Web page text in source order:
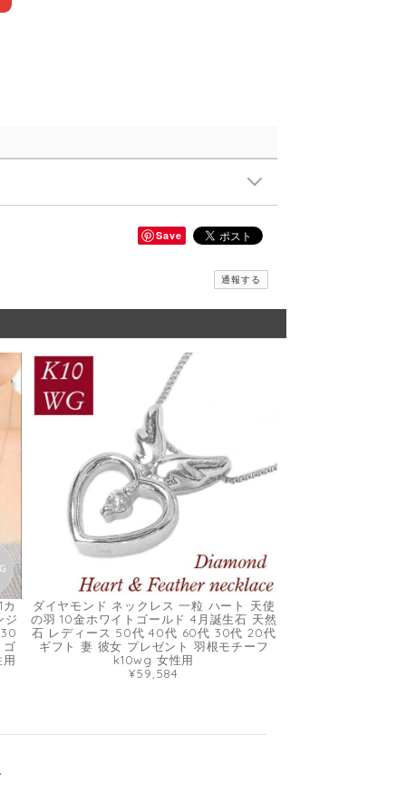
Save
通報する
ジ
ゴ
ダイヤモンド ネックレス 一粒 ハート 天使
の羽 10金ホワイトゴールド 4月誕生石 天然
石 レディース 50代 40代 60代 30代 20代
ギフト 妻 彼女 プレゼント 羽根モチーフ
k10wg 女性用
¥59,584